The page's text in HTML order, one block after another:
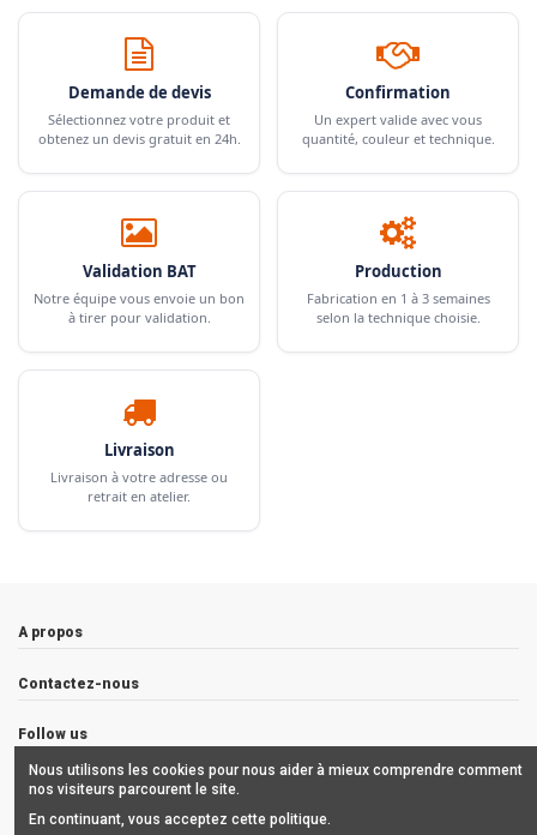
Demande de devis
Sélectionnez votre produit et
obtenez un devis gratuit en 24h.
Confirmation
Un expert valide avec vous
quantité, couleur et technique.
Validation BAT
Notre équipe vous envoie un bon
à tirer pour validation.
Production
Fabrication en 1 à 3 semaines
selon la technique choisie.
Livraison
Livraison à votre adresse ou
retrait en atelier.
A propos
Contactez-nous
Follow us
Newsletter
Nous utilisons les cookies pour nous aider à mieux comprendre comment
nos visiteurs parcourent le site.
En continuant, vous acceptez cette politique.